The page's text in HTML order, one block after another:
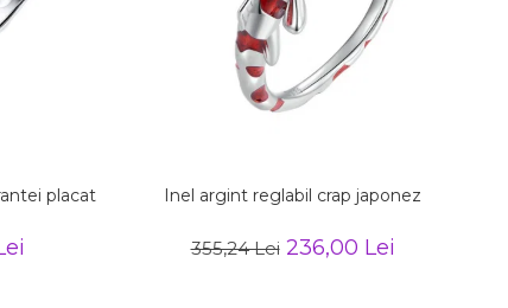
placat
Inel argint reglabil crap japonez
355,24 Lei 236,00 Lei